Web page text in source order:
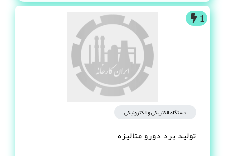
1
دستگاه الکتریکی و الکترونیکی
تولید برد دورو متالیزه